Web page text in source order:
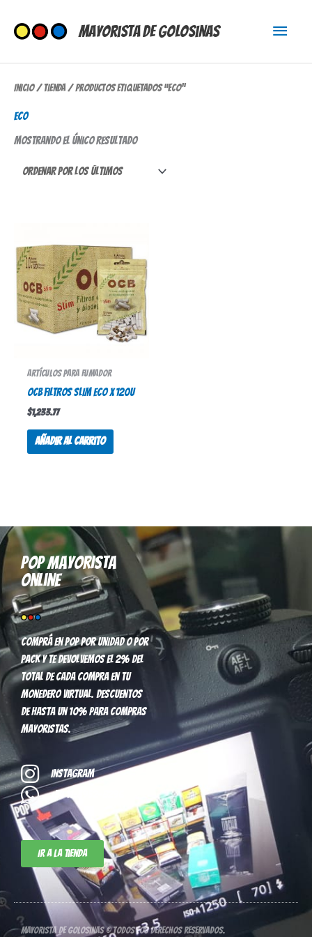
contenido
Mayorista de Golosinas
Menú
Inicio/Tienda/ Productos etiquetados “eco”
eco
Mostrando el único resultado
Artículos para fumador
OCB FILTROS SLIM ECO X 120U
$1,233.77
Añadir al carrito
Pop mayorista
online
Comprá en pop por unidad o por
pack y te devolvemos el 2% del
total de cada compra en tu
monedero virtual. Descuentos
de hasta un 10% para compras
mayoristas.
Instagram
+54 11-3952-8296
Ir a la tienda
Mayorista de Golosinas © Todos los derechos reservados.